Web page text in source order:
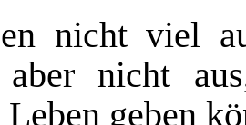
nicht viel
aber nicht
Leben geben